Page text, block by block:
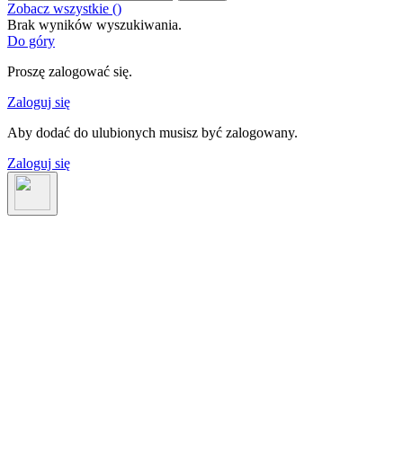
Zobacz wszystkie ()
Brak wyników wyszukiwania.
Do góry
Proszę zalogować się.
Zaloguj się
Aby dodać do ulubionych musisz być zalogowany.
Zaloguj się